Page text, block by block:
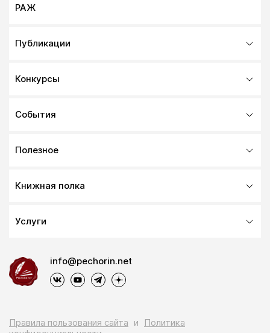
РАЖ
Публикации
Конкурсы
События
Полезное
Книжная полка
Услуги
info@pechorin.net
Правила пользования сайта и
Политика